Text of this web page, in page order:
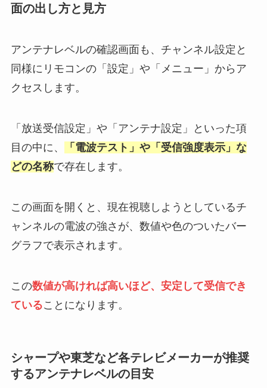
面の出し方と見方
アンテナレベルの確認画面も、チャンネル設定と
同様にリモコンの「設定」や「メニュー」からア
クセスします。
「放送受信設定」や「アンテナ設定」といった項
目の中に、
「電波テスト」や「受信強度表示」な
どの名称で存在します。
この画面を開くと、現在視聴しようとしているチ
ャンネルの電波の強さが、数値や色のついたバー
グラフで表示されます。
この数値が高ければ高いほど、安定して受信でき
ていることになります。
シャープや東芝など各テレビメーカーが推奨
するアンテナレベルの目安